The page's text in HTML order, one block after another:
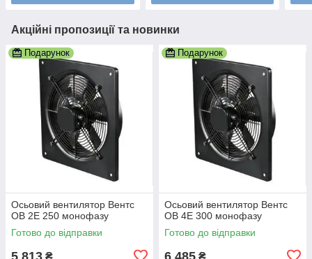
Акційні пропозиції та новинки
Подарунок
Осьовий вентилятор Вентс
ОВ 2Е 250 монофазу
Готово до відправки
5 813 ₴
Подарунок
Осьовий вентилятор Вентс
ОВ 4Е 300 монофазу
Готово до відправки
6 485 ₴